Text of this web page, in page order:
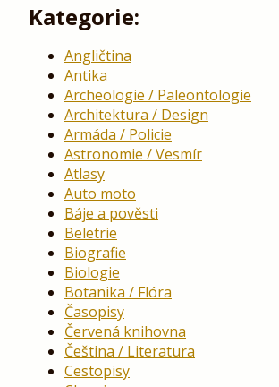
Kategorie:
Angličtina
Antika
Archeologie / Paleontologie
Architektura / Design
Armáda / Policie
Astronomie / Vesmír
Atlasy
Auto moto
Báje a pověsti
Beletrie
Biografie
Biologie
Botanika / Flóra
Časopisy
Červená knihovna
Čeština / Literatura
Cestopisy